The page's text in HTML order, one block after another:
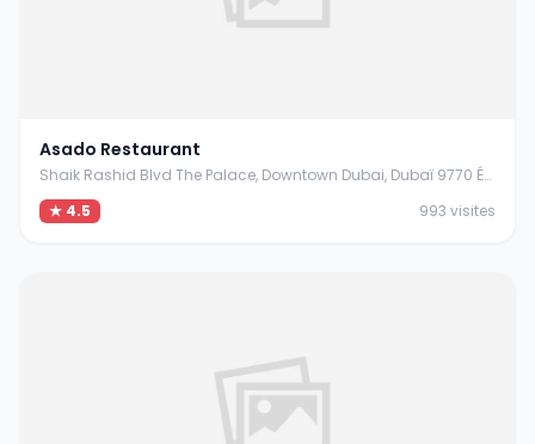
Asado Restaurant
Shaik Rashid Blvd The Palace, Downtown Dubai, Dubaï 9770 Émirats arabes unis
★ 4.5
993 visites